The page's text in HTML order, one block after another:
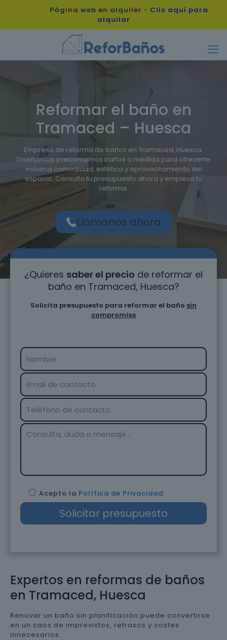
Página web en alquiler - Clic aquí para
alquilar
Reformar el baño en
Tramaced – Huesca
Empresa de reforma de baños en Tramaced, Huesca.
Diseñamos y reformamos baños a medida para ofrecerte
máxima comodidad, estética y aprovechamiento del
espacio. Consulta tu presupuesto ahora y empieza tu
reforma.
Llámanos ahora
Expertos en reformas de baños
en Tramaced, Huesca
Renovar un baño sin planificación puede convertirse
en un caos de imprevistos, retrasos y costes
innecesarios.
¿Quieres saber el precio de reformar el
baño en Tramaced, Huesca?
Solicita presupuesto para reformar el baño sin
compromiso
Acepto la Política de Privacidad.